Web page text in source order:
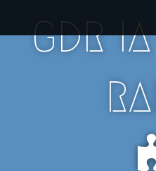
i
GDR